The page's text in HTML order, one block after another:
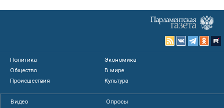
Политика
Экономика
Общество
В мире
Происшествия
Культура
Видео
Опросы